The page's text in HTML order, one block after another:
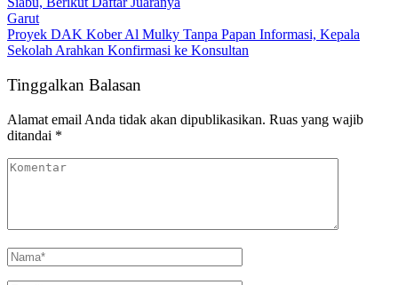
Garut
Proyek DAK Kober Al Mulky Tanpa Papan Informasi, Kepala
Sekolah Arahkan Konfirmasi ke Konsultan
Tinggalkan Balasan
Alamat email Anda tidak akan dipublikasikan. Ruas yang wajib
ditandai *